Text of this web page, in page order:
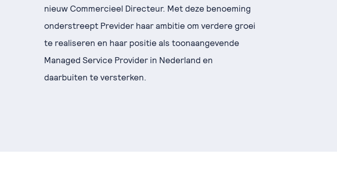
nieuw Commercieel Directeur. Met deze benoeming
onderstreept Previder haar ambitie om verdere groei
te realiseren en haar positie als toonaangevende
Managed Service Provider in Nederland en
daarbuiten te versterken.